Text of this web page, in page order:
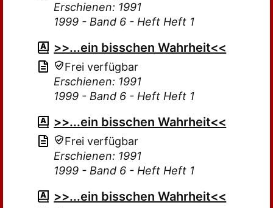
Erschienen: 1991
1999 - Band 6 - Heft Heft 1
>>...ein bisschen Wahrheit<<
Frei verfügbar
Erschienen: 1991
1999 - Band 6 - Heft Heft 1
>>...ein bisschen Wahrheit<<
Frei verfügbar
Erschienen: 1991
1999 - Band 6 - Heft Heft 1
>>...ein bisschen Wahrheit<<